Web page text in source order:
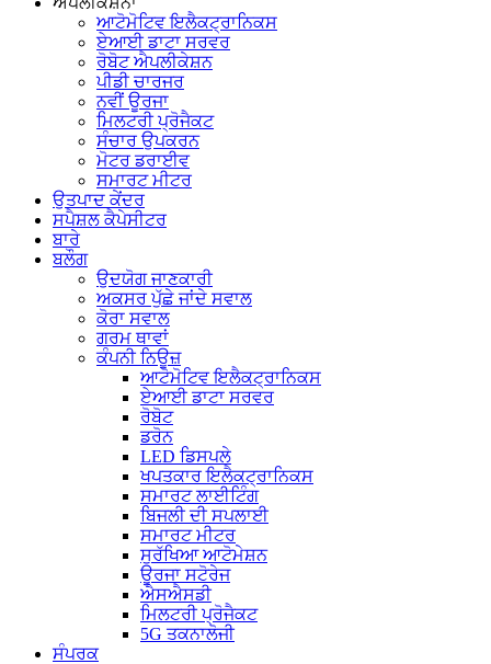
ਆਟੋਮੋਟਿਵ ਇਲੈਕਟ੍ਰਾਨਿਕਸ
ਏਆਈ ਡਾਟਾ ਸਰਵਰ
ਰੋਬੋਟ ਐਪਲੀਕੇਸ਼ਨ
ਪੀਡੀ ਚਾਰਜਰ
ਨਵੀਂ ਊਰਜਾ
ਮਿਲਟਰੀ ਪ੍ਰੋਜੈਕਟ
ਸੰਚਾਰ ਉਪਕਰਨ
ਮੋਟਰ ਡਰਾਈਵ
ਸਮਾਰਟ ਮੀਟਰ
ਉਤਪਾਦ ਕੇਂਦਰ
ਸਪੈਸ਼ਲ ਕੈਪੇਸੀਟਰ
ਬਾਰੇ
ਬਲੌਗ
ਉਦਯੋਗ ਜਾਣਕਾਰੀ
ਅਕਸਰ ਪੁੱਛੇ ਜਾਂਦੇ ਸਵਾਲ
ਕੋਰਾ ਸਵਾਲ
ਗਰਮ ਥਾਵਾਂ
ਕੰਪਨੀ ਨਿਊਜ਼
ਆਟੋਮੋਟਿਵ ਇਲੈਕਟ੍ਰਾਨਿਕਸ
ਏਆਈ ਡਾਟਾ ਸਰਵਰ
ਰੋਬੋਟ
ਡਰੋਨ
LED ਡਿਸਪਲੇ
ਖਪਤਕਾਰ ਇਲੈਕਟ੍ਰਾਨਿਕਸ
ਸਮਾਰਟ ਲਾਈਟਿੰਗ
ਬਿਜਲੀ ਦੀ ਸਪਲਾਈ
ਸਮਾਰਟ ਮੀਟਰ
ਸੁਰੱਖਿਆ ਆਟੋਮੇਸ਼ਨ
ਊਰਜਾ ਸਟੋਰੇਜ
ਐਸਐਸਡੀ
ਮਿਲਟਰੀ ਪ੍ਰੋਜੈਕਟ
5G ਤਕਨਾਲੋਜੀ
ਸੰਪਰਕ